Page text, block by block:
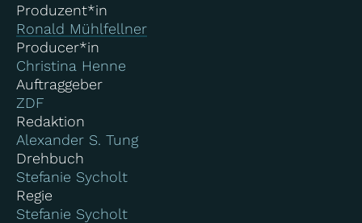
Produzent*in
Ronald Mühlfellner
Producer*in
Christina Henne
Auftraggeber
ZDF
Redaktion
Alexander S. Tung
Drehbuch
Stefanie Sycholt
Regie
Stefanie Sycholt